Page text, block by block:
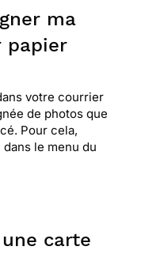
ma
papier
votre courrier
de photos que
Pour cela,
le menu du
carte